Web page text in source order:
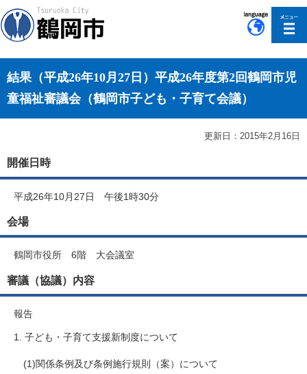
結果（平成26年10月27日）平成26年度第2回鶴岡市児
童福祉審議会（鶴岡市子ども・子育て会議）
更新日：2015年2月16日
開催日時
平成26年10月27日 午後1時30分
会場
鶴岡市役所 6階 大会議室
審議（協議）内容
報告
子ども・子育て支援新制度について
(1)関係条例及び条例施行規則（案）について